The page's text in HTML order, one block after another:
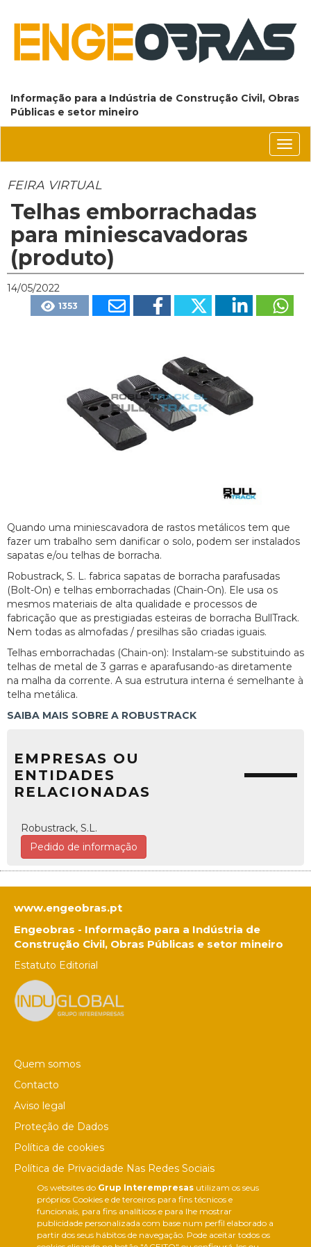
Os websites do Grup Interempresasutilizam os seus
próprios Cookies e de terceiros para fins técnicos e
funcionais, para fins analíticos e para lhe mostrar
publicidade personalizada com base num perfil elaborado a
partir dos seus hábitos de navegação. Pode aceitar todos os
Informação para a Indústria de Construção Civil, Obras
Públicas e setor mineiro
FEIRA VIRTUAL
Telhas emborrachadas
para miniescavadoras
(produto)
14/05/2022
1353
Quando uma miniescavadora de rastos metálicos tem que
fazer um trabalho sem danificar o solo, podem ser instalados
sapatas e/ou telhas de borracha.
Robustrack, S. L. fabrica sapatas de borracha parafusadas
(Bolt-On) e telhas emborrachadas (Chain-On). Ele usa os
mesmos materiais de alta qualidade e processos de
fabricação que as prestigiadas esteiras de borracha BullTrack.
Nem todas as almofadas / presilhas são criadas iguais.
Telhas emborrachadas (Chain-on): Instalam-se substituindo as
telhas de metal de 3 garras e aparafusando-as diretamente
na malha da corrente. A sua estrutura interna é semelhante à
telha metálica.
SAIBA MAIS SOBRE A ROBUSTRACK
EMPRESAS OU
ENTIDADES
RELACIONADAS
Robustrack, S.L.
Pedido de informação
www.engeobras.pt
Engeobras - Informação para a Indústria de
Construção Civil, Obras Públicas e setor mineiro
Estatuto Editorial
Quem somos
Contacto
Aviso legal
Proteção de Dados
Política de cookies
Política de Privacidade Nas Redes Sociais
Canal de denúncias
Colaborações editoriais